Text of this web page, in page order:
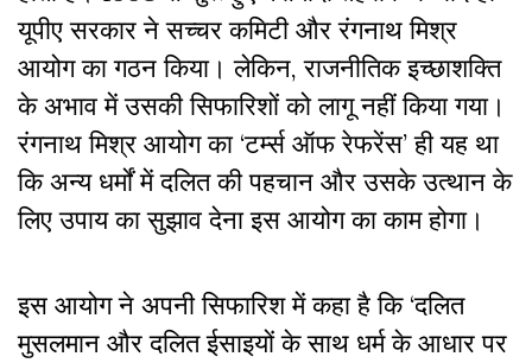
यूपीए सरकार ने सच्चर कमिटी और रंगनाथ मिश्र
आयोग का गठन किया। लेकिन,राजनीतिक इच्छाशक्ति
के अभाव में उसकी सिफारिशों को लागू नहीं किया गया।
रंगनाथ मिश्र आयोग का‘टर्म्स ऑफ रेफरेंस’ही यह था
कि अन्य धर्मों में दलित की पहचान और उसके उत्थान के
लिए उपाय का सुझाव देना इस आयोग का काम होगा।
इस आयोग ने अपनी सिफारिश में कहा है कि‘दलित
मुसलमान और दलित ईसाइयों के साथ धर्म के आधार पर